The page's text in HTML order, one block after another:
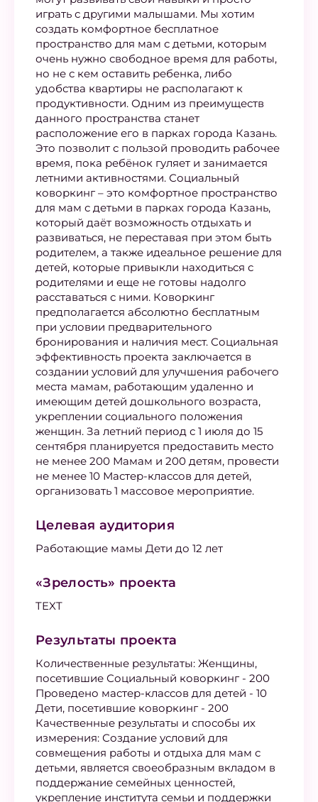
играть с другими малышами. Мы хотим
создать комфортное бесплатное
пространство для мам с детьми, которым
очень нужно свободное время для работы,
но не с кем оставить ребенка, либо
удобства квартиры не располагают к
продуктивности. Одним из преимуществ
данного пространства станет
расположение его в парках города Казань.
Это позволит с пользой проводить рабочее
время, пока ребёнок гуляет и занимается
летними активностями. Социальный
коворкинг – это комфортное пространство
для мам с детьми в парках города Казань,
который даёт возможность отдыхать и
развиваться, не переставая при этом быть
родителем, а также идеальное решение для
детей, которые привыкли находиться с
родителями и еще не готовы надолго
расставаться с ними. Коворкинг
предполагается абсолютно бесплатным
при условии предварительного
бронирования и наличия мест. Социальная
эффективность проекта заключается в
создании условий для улучшения рабочего
места мамам, работающим удаленно и
имеющим детей дошкольного возраста,
укреплении социального положения
женщин. За летний период с 1 июля до 15
сентября планируется предоставить место
не менее 200 Мамам и 200 детям, провести
не менее 10 Мастер-классов для детей,
организовать 1 массовое мероприятие.
Целевая аудитория
Работающие мамы Дети до 12 лет
«Зрелость» проекта
TEXT
Результаты проекта
Количественные результаты: Женщины,
посетившие Социальный коворкинг - 200
Проведено мастер-классов для детей - 10
Дети, посетившие коворкинг - 200
Качественные результаты и способы их
измерения: Создание условий для
совмещения работы и отдыха для мам с
детьми, является своеобразным вкладом в
поддержание семейных ценностей,
укрепление института семьи и поддержки